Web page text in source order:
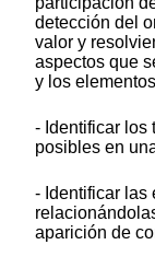
detección del
valor y
aspectos que
y los
- Identificar los
posibles en
- Identificar las
aparición de